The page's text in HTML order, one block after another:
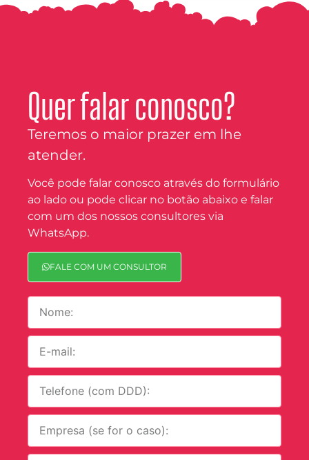
Quer falar conosco?
Teremos o maior prazer em lhe
atender.
Você pode falar conosco através do formulário
ao lado ou pode clicar no botão abaixo e falar
com um dos nossos consultores via
WhatsApp.
FALE COM UM CONSULTOR